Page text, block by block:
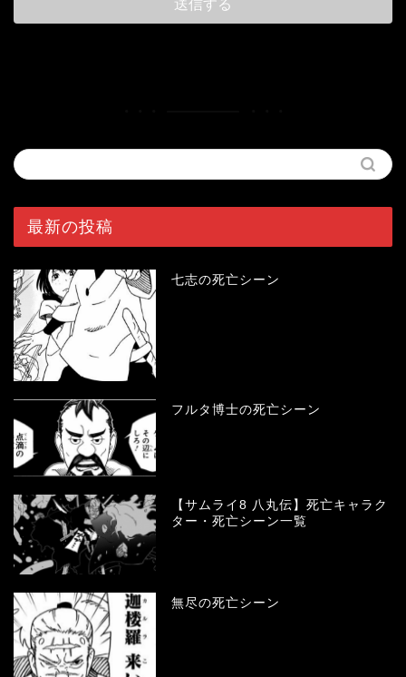
最新の投稿
七志の死亡シーン
フルタ博士の死亡シーン
【サムライ8 八丸伝】死亡キャラク
ター・死亡シーン一覧
無尽の死亡シーン